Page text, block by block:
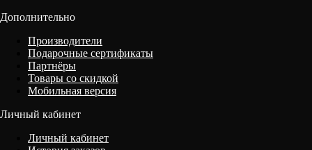
Дополнительно
Производители
Подарочные сертификаты
Партнёры
Товары со скидкой
Мобильная версия
Личный кабинет
Личный кабинет